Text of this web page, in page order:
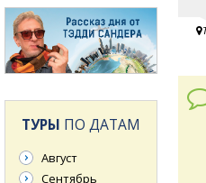
ТУРЫ ПО ДАТАМ
Август
Сентябрь